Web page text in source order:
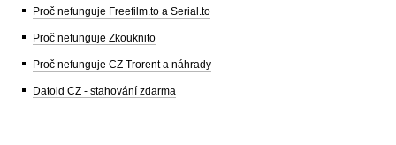
Proč nefunguje Freefilm.to a Serial.to
Proč nefunguje Zkouknito
Proč nefunguje CZ Trorent a náhrady
Datoid CZ - stahování zdarma